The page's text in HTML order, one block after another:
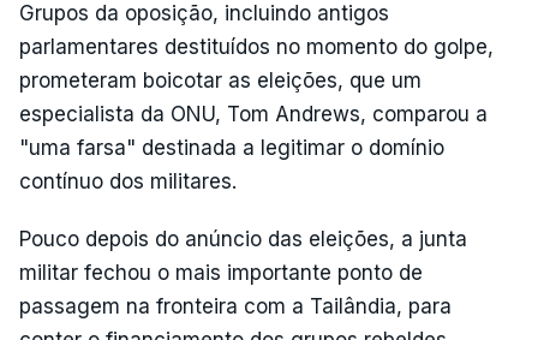
Grupos da oposição, incluindo antigos
parlamentares destituídos no momento do golpe,
prometeram boicotar as eleições, que um
especialista da ONU, Tom Andrews, comparou a
"uma farsa" destinada a legitimar o domínio
contínuo dos militares.
Pouco depois do anúncio das eleições, a junta
militar fechou o mais importante ponto de
passagem na fronteira com a Tailândia, para